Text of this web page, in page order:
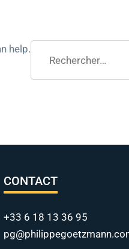
help.
CONTACT
+33 6 18 13 36 95